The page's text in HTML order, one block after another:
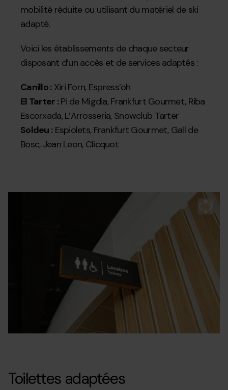
mobilité réduite ou utilisant du matériel de ski
adapté.
Voici les établissements de chaque secteur
disposant d’un accès et de services adaptés :
Canillo :Xiri Forn, Espress’oh
El Tarter :Pi de Migdia, Frankfurt Gourmet, Riba
Escorxada, L’Arrosseria, Snowclub Tarter
Soldeu :Espiolets, Frankfurt Gourmet, Gall de
Bosc, Jean Leon, Clicquot
Toilettes adaptées